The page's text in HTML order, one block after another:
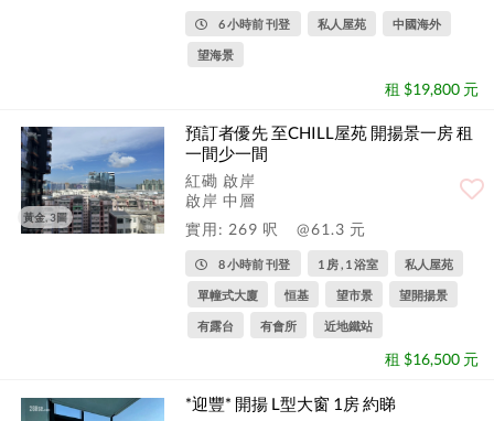
6 小時前 刊登 私人屋苑 中國海外
望海景
租 $19,800 元
黃金, 3圖
預訂者優先 至CHILL屋苑 開揚景一房 租
一間少一間
紅磡 啟岸
啟岸 中層
實用: 269 呎
@61.3 元
8 小時前 刊登 1 房 , 1 浴室 私人屋苑
單幢式大廈 恒基 望市景 望開揚景
有露台 有會所 近地鐵站
租 $16,500 元
*迎豐* 開揚 L型大窗 1房 約睇